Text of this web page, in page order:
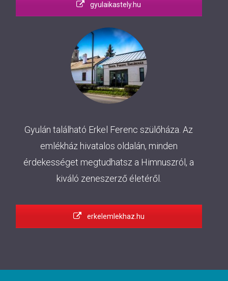
gyulaikastely.hu
Gyulán található Erkel Ferenc szülőháza. Az
emlékház hivatalos oldalán, minden
érdekességet megtudhatsz a Himnuszról, a
kiváló zeneszerző életéről.
erkelemlekhaz.hu